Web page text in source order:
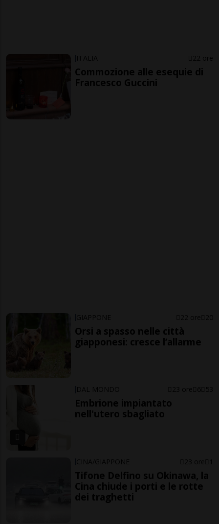
ITALIA 22 ore
Commozione alle esequie di
Francesco Guccini
GIAPPONE 22 ore 20
Orsi a spasso nelle città
giapponesi: cresce l’allarme
DAL MONDO 23 ore 6 53
Embrione impiantato
nell'utero sbagliato
CINA/GIAPPONE 23 ore 1
Tifone Delfino su Okinawa, la
Cina chiude i porti e le rotte
dei traghetti